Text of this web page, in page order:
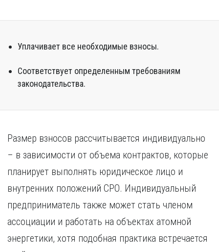
Уплачивает все необходимые взносы.
Соответствует определенным требованиям
законодательства.
Размер взносов рассчитывается индивидуально
– в зависимости от объема контрактов, которые
планирует выполнять юридическое лицо и
внутренних положений СРО. Индивидуальный
предприниматель также может стать членом
ассоциации и работать на объектах атомной
энергетики, хотя подобная практика встречается